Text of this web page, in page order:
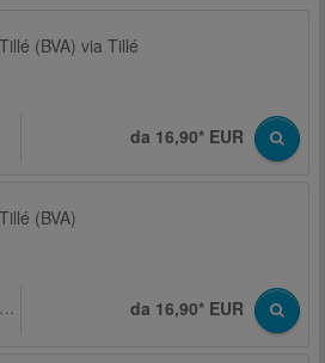
(BVA) via Tillé
da 16,90* EUR
(BVA)
da 16,90* EUR